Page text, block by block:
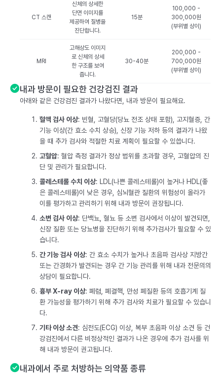
CT 스캔
신체의 상세한
단면 이미지를
제공하여 질병을
진단합니다.
15분
100,000 -
300,000원
(부위별 상이)
MRI
고해상도 이미지
로 신체의 상세
한 구조를 보여
줍니다.
30-40분
200,000 -
700,000원
(부위별 상이)
내과 방문이 필요한 건강검진 결과
아래와 같은 건강검진 결과가 나왔다면, 내과 방문이 필요해요.
혈액 검사 이상: 빈혈, 고혈당(당뇨 전조 상태 포함), 고지혈증, 간
기능 이상(간 효소 수치 상승), 신장 기능 저하 등의 결과가 나왔
을 때 추가 검사와 적절한 치료 계획이 필요할 수 있씁니다.
고혈압: 혈압 측정 결과가 정상 범위를 초과할 경우, 고혈압의 진
단 및 관리가 필요합니다.
콜레스테롤 수치 이상: LDL(나쁜 콜레스테롤)이 높거나 HDL(좋
은 콜레스테롤)이 낮은 경우, 심뇌혈관 질환의 위험성이 올라가
이를 평가하고 관리하기 위해 내과 방문이 권장됩니다.
소변 검사 이상: 단백뇨, 혈뇨 등 소변 검사에서 이상이 발견되면,
신장 질환 또는 당뇨병을 진단하기 위해 추가검사가 필요할 수 있
습니다.
간 기능 검사 이상: 간 효소 수치가 높거나 초음파 검사상 지방간
또는 간경화가 발견되는 경우 간 기능 관리를 위해 내과 전문의의
상담이 필요합니다.
흉부 X-ray 이상: 폐렴, 폐결핵, 만성 폐질환 등의 호흡기계 질
환 가능성을 평가하기 위해 추가 검사와 치료가 필요할 수 있습니
다.
기타 이상 소견: 심전도(ECG) 이상, 복부 초음파 이상 소견 등 건
강검진에서 다른 비정상적인 결과가 나온 경우에 추가 검사를 위
해 내과 방문이 권고됩니다.
내과에서 주로 처방하는 의약품 종류